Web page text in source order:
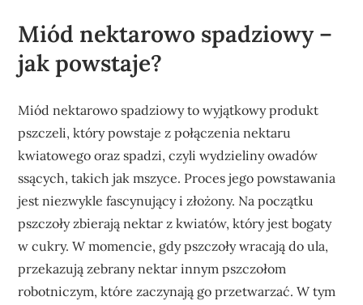
Miód nektarowo spadziowy –
jak powstaje?
Miód nektarowo spadziowy to wyjątkowy produkt
pszczeli, który powstaje z połączenia nektaru
kwiatowego oraz spadzi, czyli wydzieliny owadów
ssących, takich jak mszyce. Proces jego powstawania
jest niezwykle fascynujący i złożony. Na początku
pszczoły zbierają nektar z kwiatów, który jest bogaty
w cukry. W momencie, gdy pszczoły wracają do ula,
przekazują zebrany nektar innym pszczołom
robotniczym, które zaczynają go przetwarzać. W tym